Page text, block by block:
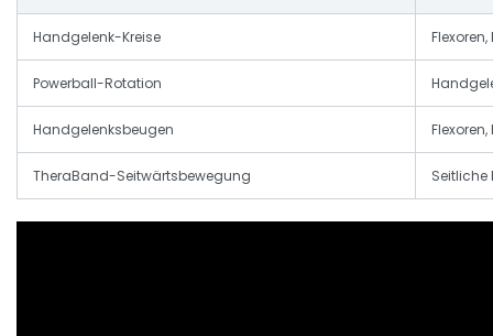
Handgelenk-Kreise Flexoren,
Powerball-Rotation
Handgelenksbeugen Flexoren,
TheraBand-Seitwärtsbewegung